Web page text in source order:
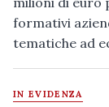
formativi
tematiche ad
IN EVIDENZA